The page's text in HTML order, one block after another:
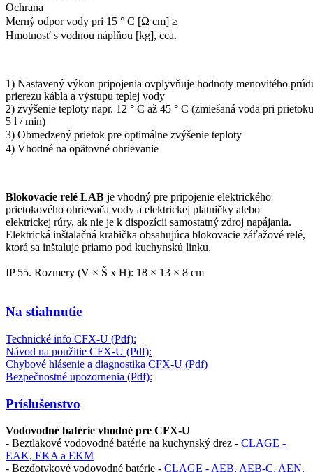
Ochrana
Merný odpor vody pri 15 ° C [Ω cm] ≥
Hmotnosť s vodnou náplňou [kg], cca.
1) Nastavený výkon pripojenia ovplyvňuje hodnoty menovitého
prierezu kábla a výstupu teplej vody
2) zvýšenie teploty napr. 12 ° C až 45 ° C (zmiešaná voda pri
5 l / min)
3) Obmedzený prietok pre optimálne zvýšenie teploty
4) Vhodné na opätovné ohrievanie
Blokovacie relé LAB je vhodný pre pripojenie elektrického
prietokového ohrievača vody a elektrickej platničky alebo
elektrickej rúry, ak nie je k dispozícii samostatný zdroj napájania.
Elektrická inštalačná krabička obsahujúca blokovacie záťažové relé,
ktorá sa inštaluje priamo pod kuchynskú linku.
IP 55. Rozmery (V × Š x H): 18 × 13 × 8 cm
Na stiahnutie
Technické info CFX-U (Pdf):
Návod na použitie CFX-U (Pdf):
Chybové hlásenie a diagnostika CFX-U (Pdf)
Bezpečnostné upozornenia (Pdf):
Príslušenstvo
Vodovodné batérie vhodné pre CFX-U
- Beztlakové vodovodné batérie na kuchynský drez - CLAGE -
EAK, EKA a EKM
- Bezdotykové vodovodné batérie - CLAGE - AEB, AEB-C, AEN,